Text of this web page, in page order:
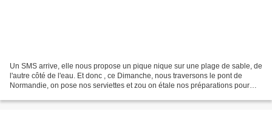
Un SMS arrive, elle nous propose un pique nique sur une plage de sable, de
l'autre côté de l'eau. Et donc , ce Dimanche, nous traversons le pont de
Normandie, on pose nos serviettes et zou on étale nos préparations pour